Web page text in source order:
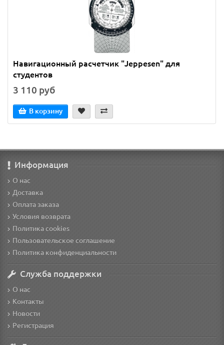
Навигационный расчетчик "Jeppesen" для
студентов
3 110 руб
В корзину
Информация
О нас
Доставка
Оплата заказа
Условия возврата
Политика cookies
Пользовательское соглашение
Политика конфиденциальности
Служба поддержки
О нас
Контакты
Новости
Регистрация